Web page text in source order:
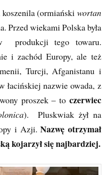
(ormiański wortan
Przed wiekami Polska była
produkcji tego towaru.
i zachód Europy, ale też
Turcji, Afganistanu i
łacińskiej nazwie owada, z
proszek – to czerwiec
). Pluskwiak żył na
i Azji.Nazwę otrzymał
kojarzył się najbardziej.